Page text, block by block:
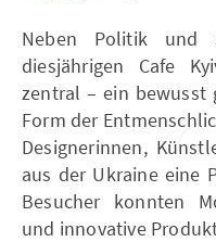
Neben Politik und
diesjährigen Cafe
zentral – ein bewusst
Form der
Designerinnen,
aus der Ukraine eine
Besucher konnten
und innovative